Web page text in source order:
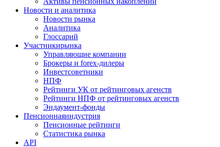
Новости и аналитика
Новости рынка
Аналитика
Глоссарий
Участникирынка
Управляющие компании
Брокеры и forex-дилеры
Инвестсоветники
НПФ
Рейтинги УК от рейтинговых агенств
Рейтинги НПФ от рейтинговых агенств
Эндаумент-фонды
Пенсионнаяиндустрия
Пенсионные рейтинги
Статистика рынка
API